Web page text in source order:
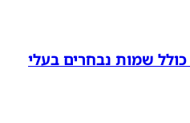
שמות נבחרים בעלי